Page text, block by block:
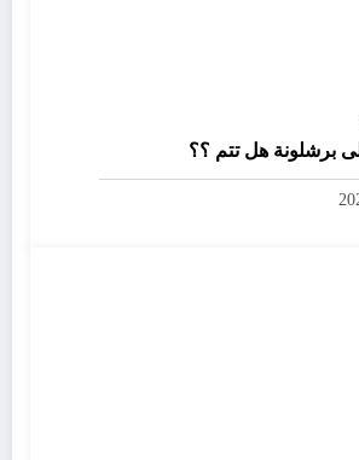
برشلونة هل تتم ؟؟